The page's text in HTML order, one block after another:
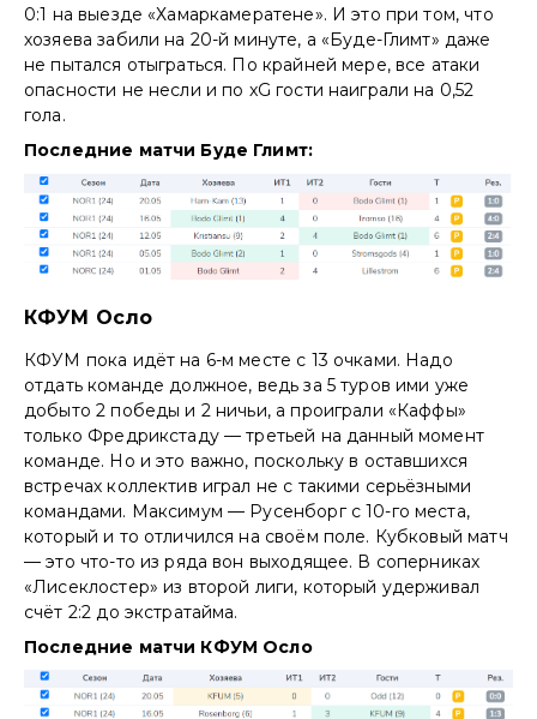
0:1 на выезде «Хамаркамератене». И это при том, что
хозяева забили на 20-й минуте, а «Буде-Глимт» даже
не пытался отыграться. По крайней мере, все атаки
опасности не несли и по xG гости наиграли на 0,52
гола.
Последние матчи Буде Глимт:
КФУМ Осло
КФУМ пока идёт на 6-м месте с 13 очками. Надо
отдать команде должное, ведь за 5 туров ими уже
добыто 2 победы и 2 ничьи, а проиграли «Каффы»
только Фредрикстаду — третьей на данный момент
команде. Но и это важно, поскольку в оставшихся
встречах коллектив играл не с такими серьёзными
командами. Максимум — Русенборг с 10-го места,
который и то отличился на своём поле. Кубковый матч
— это что-то из ряда вон выходящее. В соперниках
«Лисеклостер» из второй лиги, который удерживал
счёт 2:2 до экстратайма.
Последние матчи КФУМ Осло